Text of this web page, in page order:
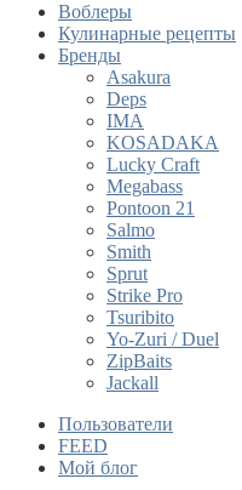
Воблеры
Кулинарные рецепты
Бренды
Asakura
Deps
IMA
KOSADAKA
Lucky Craft
Megabass
Pontoon 21
Salmo
Smith
Sprut
Strike Pro
Tsuribito
Yo-Zuri / Duel
ZipBaits
Jackall
Пользователи
FEED
Мой блог